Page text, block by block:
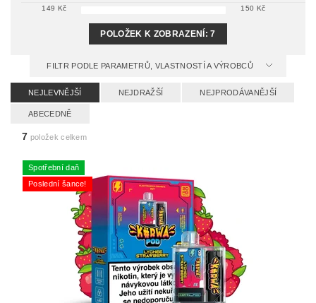
149 Kč 150 Kč
POLOŽEK K ZOBRAZENÍ:7
FILTR PODLE PARAMETRŮ, VLASTNOSTÍ A VÝROBCŮ
NEJLEVNĚJŠÍ NEJDRAŽŠÍ NEJPRODÁVANĚJŠÍ
ABECEDNĚ
7 položek celkem
Spotřební daň
Poslední šance!